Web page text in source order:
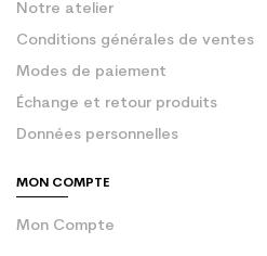
Notre atelier
Conditions générales de ventes
Modes de paiement
Échange et retour produits
Données personnelles
MON COMPTE
Mon Compte